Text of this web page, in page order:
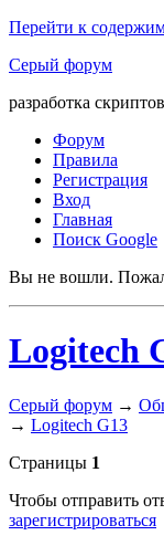
Перейти к
Серый форум
разработка скриптов
Форум
Правила
Регистрация
Вход
Главная
Поиск Google
Вы не вошли.
Logitech
Серый форум →
→ Logitech G13
Страницы 1
Чтобы отправить
зарегистрироваться